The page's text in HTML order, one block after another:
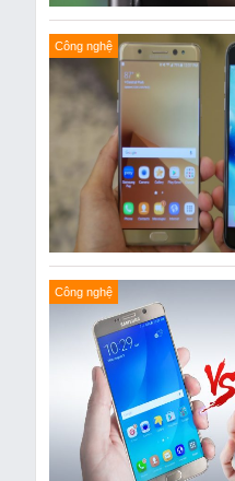
Công nghệ
Công nghệ